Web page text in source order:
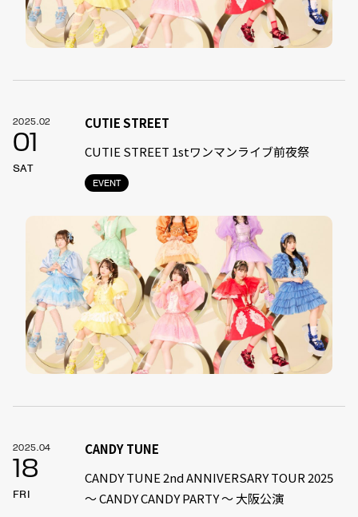
2025.02
01
SAT
EVENT
CUTIE STREET
CUTIE STREET 1stワンマンライブ前夜祭
2025.04
18
FRI
CANDY TUNE
CANDY TUNE 2nd ANNIVERSARY TOUR 2025
〜 CANDY CANDY PARTY 〜 大阪公演